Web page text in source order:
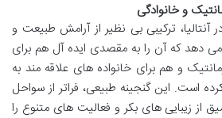
و خانوادگی
آنتالیا، ترکیبی بی نظیر از آرامش طبیعت و
می دهد که آن را به مقصدی ایده آل هم برای
و هم برای خانواده های علاقه مند به
است. این گنجینه طبیعی، فراتر از سواحل
از زیبایی های بکر و فعالیت های متنوع را